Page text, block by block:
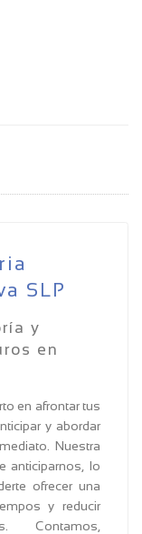
SLP
y
en
en afrontar tus
y abordar
Nuestra
anticiparnos, lo
ofrecer una
y reducir
Contamos,